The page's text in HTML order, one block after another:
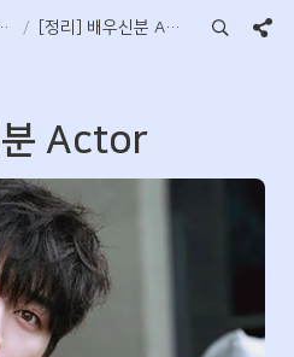
/ [정리] 배우신분 Actor
분 Actor